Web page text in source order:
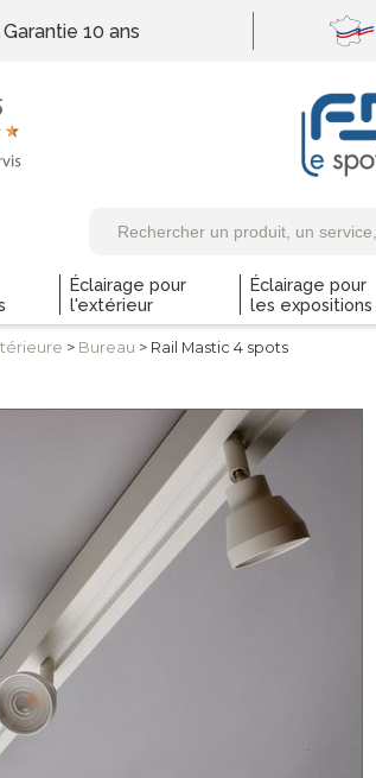
Garantie 10 ans
Éclairage pour
l'extérieur
Éclairage pour
les expositions
> Bureau > Rail Mastic 4 spots